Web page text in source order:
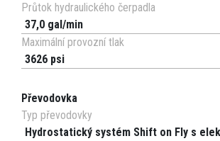
Průtok hydraulického čerpadla
37,0 gal/min
Maximální provozní tlak
3626 psi
Převodovka
Typ převodovky
Hydrostatický systém Shift on Fly s